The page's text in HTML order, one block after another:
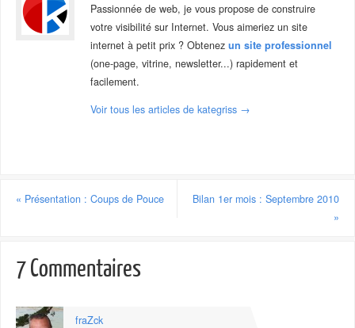
Passionnée de web, je vous propose de construire
votre visibilité sur Internet. Vous aimeriez un site
internet à petit prix ? Obtenez un site professionnel
(one-page, vitrine, newsletter...) rapidement et
facilement.
Voir tous les articles de kategriss →
« Présentation : Coups de Pouce
Bilan 1er mois : Septembre 2010
»
7 Commentaires
fraZck